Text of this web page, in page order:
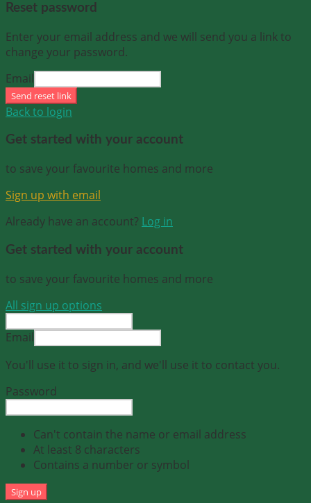
Reset password
Enter your email address and we will send you a link to
change your password.
Email
Send reset link
Back to login
Get started with your account
to save your favourite homes and more
Sign up with email
Already have an account? Log in
Get started with your account
to save your favourite homes and more
All sign up options
Email
You'll use it to sign in, and we'll use it to contact you.
Password
Can't contain the name or email address
At least 8 characters
Contains a number or symbol
Sign up